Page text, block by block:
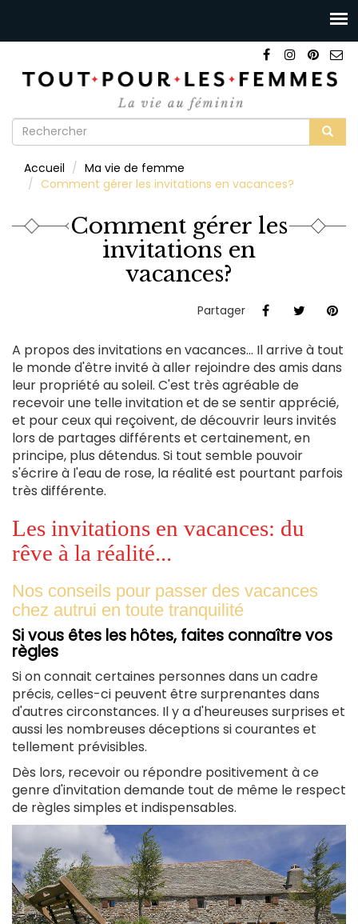
Formulaire
recherche
Accueil
Ma vie de femme
Comment gérer les invitations en vacances?
Comment gérer les
invitations en
vacances?
Partager
A propos des invitations en vacances... Il arrive à tout
le monde d'être invité à aller rejoindre des amis dans
leur propriété au soleil. C'est très agréable de
recevoir une telle invitation et de se sentir apprécié,
et pour ceux qui reçoivent, de découvrir leurs invités
lors de partages différents et certainement, en
principe, plus détendus. Si tout semble pouvoir
s'écrire à l'eau de rose, la réalité est pourtant parfois
très différente.
Les invitations en vacances: du
rêve à la réalité...
Nos conseils pour passer des vacances
chez autrui en toute tranquilité
Si vous êtes les hôtes, faites connaître vos
règles
Si on connait certaines personnes dans un cadre
précis, celles-ci peuvent être surprenantes dans
d'autres circonstances. Il y a d'heureuses surprises et
aussi les nombreuses déceptions si courantes et
tellement prévisibles.
Dès lors, recevoir ou répondre positivement à ce
genre d'invitation demande tout de même le respect
de règles simples et indispensables.